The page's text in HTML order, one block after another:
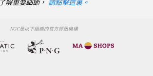
了解重要細節， 請點擊這裏。
NGC是以下組織的官方評級機構